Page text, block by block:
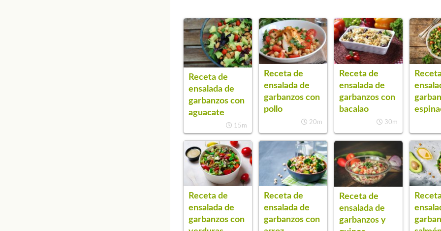
Receta de
ensalada de
garbanzos con
aguacate
15m
Receta de
ensalada de
garbanzos con
pollo
20m
Receta de
ensalada de
garbanzos con
bacalao
30m
Receta de
ensalada de
garbanzos con
Receta de
ensalada de
garbanzos con
Receta de
ensalada de
garbanzos y